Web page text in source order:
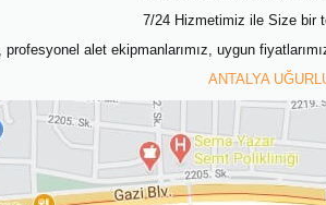
7/24 Hizmetimiz ile Size bir
profesyonel alet ekipmanlarımız, uygun
ANTALYA